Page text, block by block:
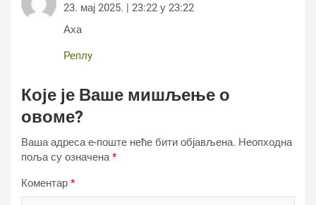
23. мај 2025. | 23:22 у 23:22
Аха
Реплy
Које је Ваше мишљење о
овоме?
Ваша адреса е-поште неће бити објављена. Неопходна
поља су означена*
Коментар *